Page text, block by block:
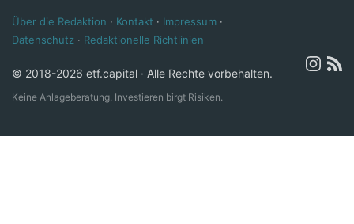
Über die Redaktion · Kontakt · Impressum ·
Datenschutz · Redaktionelle Richtlinien
© 2018-2026 etf.capital · Alle Rechte vorbehalten.
Keine Anlageberatung. Investieren birgt Risiken.